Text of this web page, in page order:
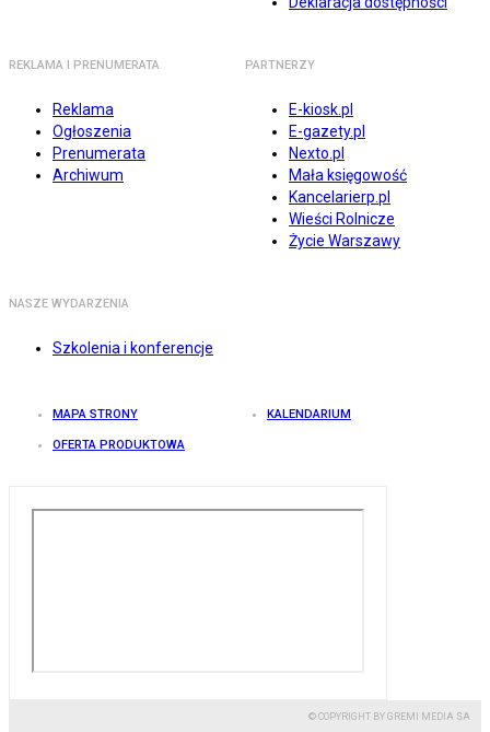
REKLAMA I PRENUMERATA
Reklama
Ogłoszenia
Prenumerata
Archiwum
PARTNERZY
E-kiosk.pl
E-gazety.pl
Nexto.pl
Mała księgowość
Kancelarierp.pl
Wieści Rolnicze
Życie Warszawy
NASZE WYDARZENIA
Szkolenia i konferencje
MAPA STRONY KALENDARIUM
OFERTA PRODUKTOWA
© COPYRIGHT BY GREMI MEDIA SA